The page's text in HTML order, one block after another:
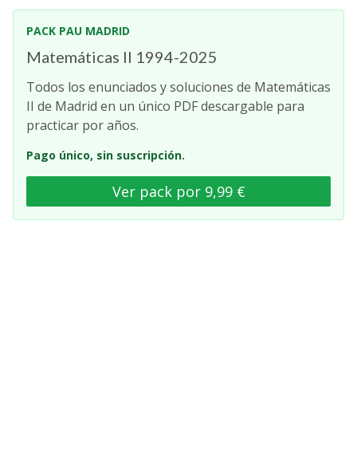
PACK PAU MADRID
Matemáticas II 1994-2025
Todos los enunciados y soluciones de Matemáticas
II de Madrid en un único PDF descargable para
practicar por años.
Pago único, sin suscripción.
Ver pack por 9,99 €